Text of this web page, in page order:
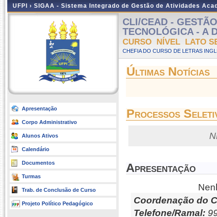
UFPI › SIGAA - Sistema Integrado de Gestão de Atividades
Apresentação
Corpo Administrativo
Alunos Ativos
Calendário
Documentos
Turmas
Trab. de Conclusão de Curso
Projeto Político Pedagógico
CLI/CEAD -
TECNOLÓGICA - A
CURSO NÍVEL LATO
CHEFIA DO CURSO DE LETRAS
Últimas Notícias
Processos
Apresentação
Coordenação do
Telefone/Ramal: